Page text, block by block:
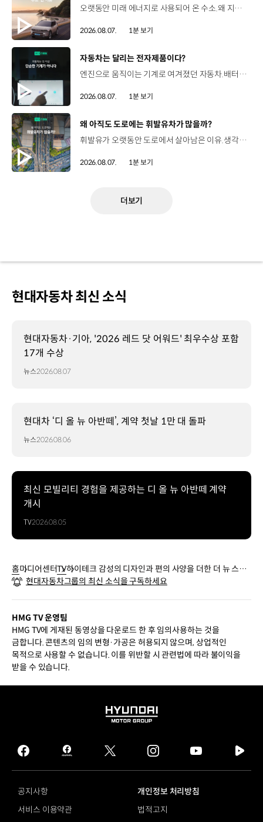
오랫동안 미래 에너지로 사용되어 온 수소.왜 지금까지도 중요한 선택지로 꼽힐까요? 현대진행형 팟캐스트 EP.21에서 확인하세요.📻 #현대자동차그룹 #현대진행형 #모빌리티팟캐스트 #수소전기차 #수소에너지 #연료 #미래모빌리티 #모빌리티
2026.08.07. 1분 보기
[동영상]
자동차는 달리는 전자제품이다?
엔진으로 움직이는 기계로 여겨졌던 자동차.배터리와 소프트웨어를 통해 어떻게 바뀌고 있을까요? 현대진행형 팟캐스트 EP.21에서 확인하세요.📻 #현대자동차그룹 #현대진행형 #모빌리티팟캐스트 #SDV #전기차 #연료 #미래모빌리티 #모빌리티
2026.08.07. 1분 보기
[동영상]
왜 아직도 도로에는 휘발유차가 많을까?
휘발유가 오랫동안 도로에서 살아남은 이유.생각보다 강력한 장점이 있었습니다. 현대진행형 팟캐스트 EP.21에서 확인하세요.📻 #현대자동차그룹 #현대진행형 #모빌리티팟캐스트 #휘발유 #내연기관 #연료 #미래모빌리티 #모빌리티
2026.08.07. 1분 보기
더보기
현대자동차 최신 소식
현대자동차·기아, '2026 레드 닷 어워드' 최우수상 포함
17개 수상
뉴스2026.08.07
현대차 ‘디 올 뉴 아반떼’, 계약 첫날 1만 대 돌파
뉴스2026.08.06
최신 모빌리티 경험을 제공하는 디 올 뉴 아반떼 계약
개시
TV2026.08.05
홈미디어센터TV하이테크 감성의 디자인과 편의 사양을 더한 더 뉴 스타
리아 출시 | 현대자동차
현대자동차그룹의 최신 소식을 구독하세요
HMG TV 운영팀
HMG TV에 게재된 동영상을 다운로드 한 후 임의사용하는 것을
금합니다. 콘텐츠의 임의 변형·가공은 허용되지 않으며, 상업적인
목적으로 사용할 수 없습니다. 이를 위반할 시 관련법에 따라 불이익을
받을 수 있습니다.
HYUNDAI
GROUP
facebook
hmg
journal
twitter instagram
tv
공지사항
개인정보 처리방침
서비스 이용약관
법적고지